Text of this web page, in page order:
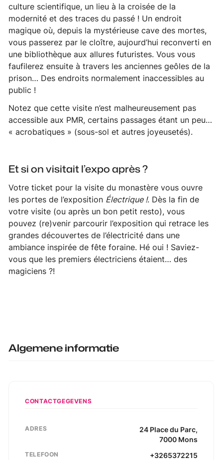
culture scientifique, un lieu à la croisée de la
modernité et des traces du passé ! Un endroit
magique où, depuis la mystérieusecave des mortes,
vous passerez par le cloître, aujourd’hui reconverti en
une bibliothèque aux allures futuristes. Vous vous
faufilerez ensuite à travers les anciennes geôles de la
prison… Des endroits normalement inaccessibles au
public !
Notez que cette visite n’est malheureusement pas
accessible aux PMR, certains passages étant un peu…
« acrobatiques » (sous-sol et autres joyeusetés).
Et si on visitait l’expo après ?
Votre ticket pour la visite du monastère vous ouvre
les portes de l’exposition Électrique !. Dès la fin de
votre visite (ou après un bon petit resto), vous
pouvez (re)venir parcourir l’exposition qui retrace les
grandes découvertes de l’électricité dans une
ambiance inspirée de fête foraine. Hé oui ! Saviez-
vous que les premiers électriciens étaient… des
magiciens ?!
Algemene informatie
CONTACTGEGEVENS
ADRES 24 Place du Parc,
7000 Mons
TELEFOON +3265372215